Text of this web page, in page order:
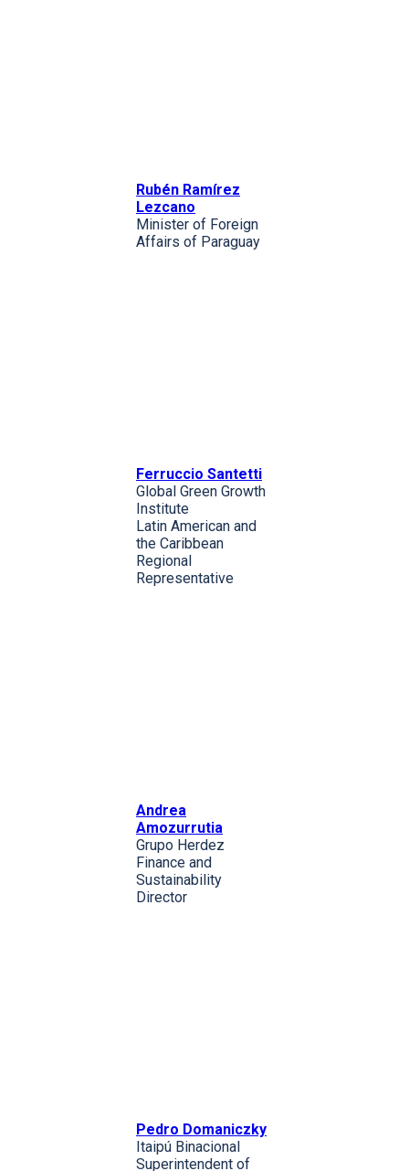
Rubén Ramírez
Lezcano
Minister of Foreign
Affairs of Paraguay
Ferruccio Santetti
Global Green Growth
Institute
Latin American and
the Caribbean
Regional
Representative
Andrea
Amozurrutia
Grupo Herdez
Finance and
Sustainability
Director
Pedro Domaniczky
Itaipú Binacional
Superintendent of